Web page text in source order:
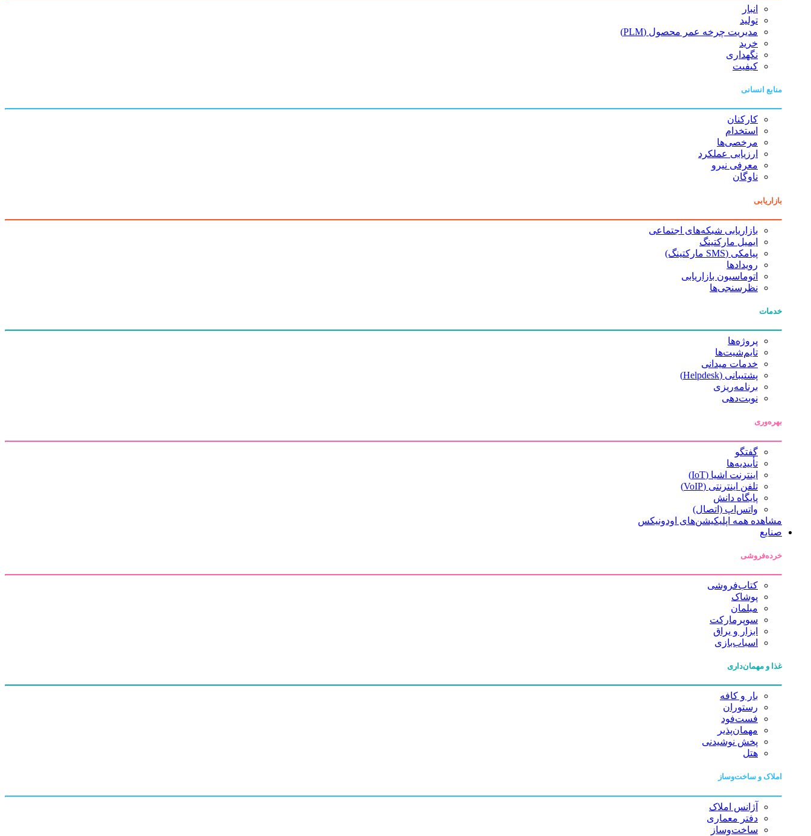
انبار
تولید
مدیریت چرخه عمر محصول (PLM)
خرید
نگهداری
کیفیت
منابع انسانی
کارکنان
استخدام
مرخصی‌ها
ارزیابی عملکرد
معرفی نیرو
ناوگان
بازاریابی
بازاریابی شبکه‌های اجتماعی
ایمیل مارکتینگ
پیامکی (SMS مارکتینگ)
رویدادها
اتوماسیون بازاریابی
نظرسنجی‌ها
خدمات
پروژه‌ها
تایم‌شیت‌ها
خدمات میدانی
پشتیبانی (Helpdesk)
برنامه‌ریزی
نوبت‌دهی
بهره‌وری
گفتگو
تأییدیه‌ها
اینترنت اشیا (IoT)
تلفن اینترنتی (VoIP)
پایگاه دانش
واتس‌اپ (اتصال)
مشاهده همه اپلیکیشن‌های اودونیکس
صنایع
خرده‌فروشی
کتاب‌فروشی
پوشاک
مبلمان
سوپرمارکت
ابزار و یراق
اسباب‌بازی
غذا و مهمان‌داری
بار و کافه
رستوران
فست‌فود
مهمان‌پذیر
پخش نوشیدنی
هتل
املاک و ساخت‌وساز
آژانس املاک
دفتر معماری
ساخت‌وساز